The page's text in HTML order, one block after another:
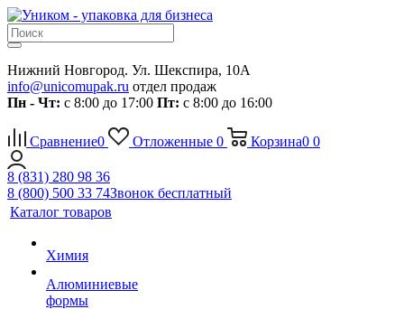
Нижний Новгород. Ул. Шекспира, 10А
info@unicomupak.ru отдел продаж
Пн - Чт: с 8:00 до 17:00 Пт: с 8:00 до 16:00
Сравнение0 Отложенные 0 Корзина0 0
8 (831) 280 98 36
8 (800) 500 33 74Звонок бесплатный
Каталог товаров
Химия
Алюминиевые
формы